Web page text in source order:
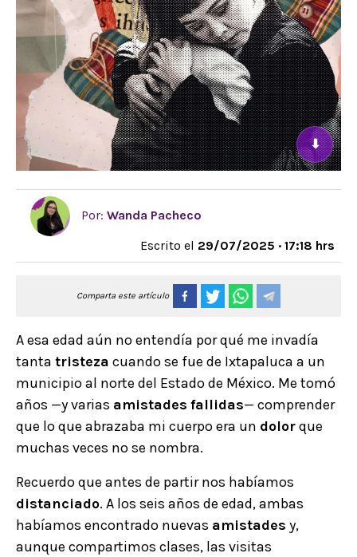
⬇
Por: Wanda Pacheco
Escrito el 29/07/2025 · 17:18 hrs
Comparta este artículo
A esa edad aún no entendía por qué me invadía
tanta tristeza cuando se fue de Ixtapaluca a un
municipio al norte del Estado de México. Me tomó
años —y varias amistades fallidas— comprender
que lo que abrazaba mi cuerpo era un dolorque
muchas veces no se nombra.
Recuerdo que antes de partir nos habíamos
distanciado. A los seis años de edad, ambas
habíamos encontrado nuevas amistades y,
aunque compartimos clases, las visitas